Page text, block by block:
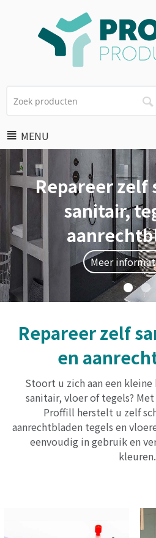
MENU
Putjes,
in harde
Repareer zelf
en
Stoort u zich aan een kleine
sanitair, vloer of tegels?
Proffill herstelt u zelf
aanrechtbladen tegels en
eenvoudig in gebruik en
kleuren.